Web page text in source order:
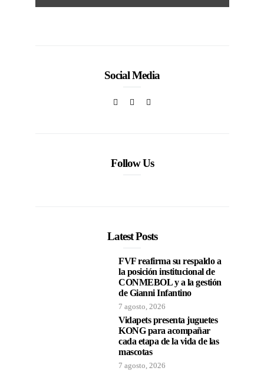
Social Media
Follow Us
Latest Posts
FVF reafirma su respaldo a
la posición institucional de
CONMEBOL y a la gestión
de Gianni Infantino
7 agosto, 2026
Vidapets presenta juguetes
KONG para acompañar
cada etapa de la vida de las
mascotas
7 agosto, 2026